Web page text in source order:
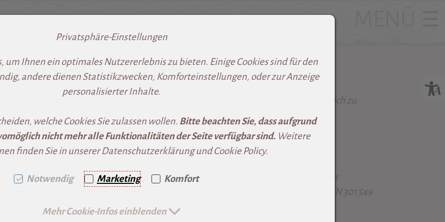
[AK + 1]
Website im Einklang mit dem Antidiskriminierungsgesetz barrierefrei zugänglich zu
mit den Anforderungen
und Ausnahmen nur teilweise mit der Konformitätsstufe AA der
– WCAG 2.2" beziehungsweise mit dem geltenden Europäischen Standard EN 301 549
Privatsphäre-Einstellungen
um Ihnen ein optimales Nutzererlebnis zu bieten. Einige Cookies sind für den
andere dienen Statistikzwecken, Komforteinstellungen, oder zur Anzeige
personalisierter Inhalte.
welche Cookies Sie zulassen wollen. Bitte beachten Sie, dass aufgrund
nicht mehr alle Funktionalitäten der Seite verfügbar sind.Weitere
finden Sie in unserer Datenschutzerklärung und Cookie Policy.
Notwendig Marketing Komfort
Mehr Cookie-Infos einblenden